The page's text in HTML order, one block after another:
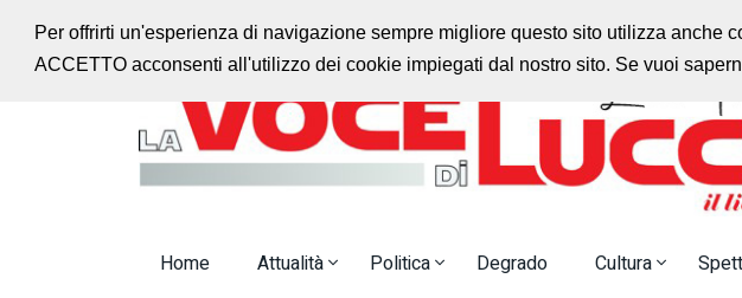
Per offrirti un'esperienza di navigazione sempre migliore questo sito utilizza
ACCETTO acconsenti all'utilizzo dei cookie impiegati dal nostro sito. Se vuoi
Ascolta la radio con noi Jazz Radio Montecarlo
Home Attualità Politica Degrado Cultura